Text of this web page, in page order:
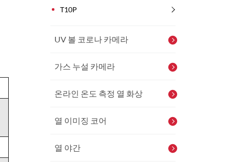
T10P
UV 볼 코로나 카메라
가스 누설 카메라
온라인 온도 측정 열 화상
열 이미징 코어
열 야간